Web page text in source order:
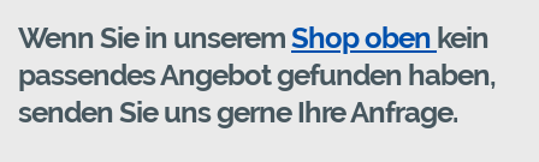
Wenn Sie in unseremShop oben kein
passendes Angebot gefunden haben,
senden Sie uns gerne Ihre Anfrage.